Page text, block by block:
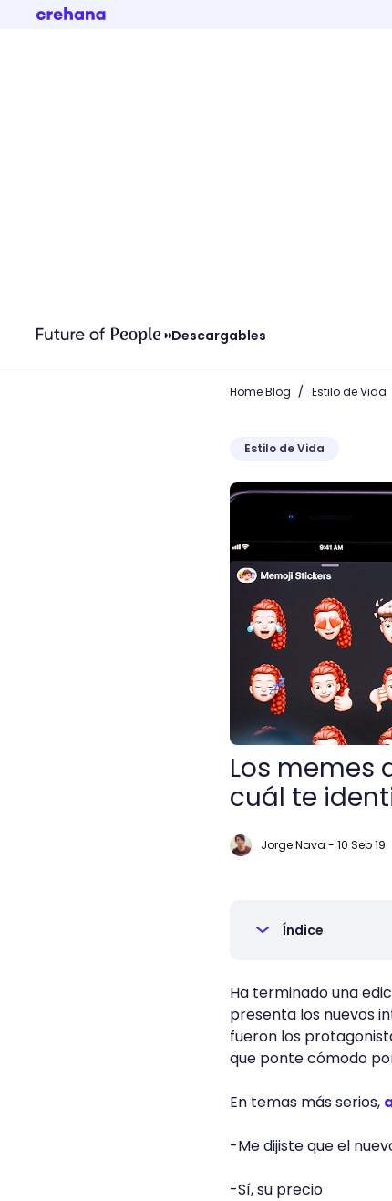
Descargables
Home Blog / Estilo de Vida
Estilo de Vida
Los memes que dejó
Los memes
cuál te
Jorge Nava - 10 Sep 19
Índice
Ha terminado una
presenta los nuevos
fueron los
que ponte cómodo
En temas más serios,
-Me dijiste que el
-Sí, su precio